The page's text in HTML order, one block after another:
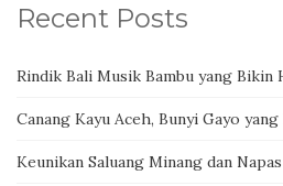
Recent Posts
Rindik Bali Musik Bambu yang Bikin
Canang Kayu Aceh, Bunyi Gayo
Keunikan Saluang Minang dan